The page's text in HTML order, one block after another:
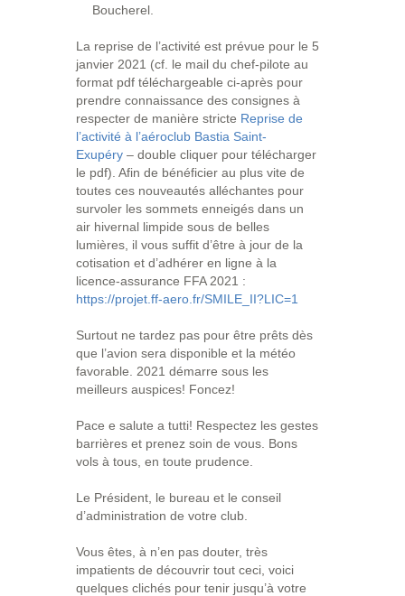
Boucherel.
La reprise de l’activité est prévue pour le 5
janvier 2021 (cf. le mail du chef-pilote au
format pdf téléchargeable ci-après pour
prendre connaissance des consignes à
respecter de manière stricte Reprise de
l’activité à l’aéroclub Bastia Saint-
Exupéry – double cliquer pour télécharger
le pdf). Afin de bénéficier au plus vite de
toutes ces nouveautés alléchantes pour
survoler les sommets enneigés dans un
air hivernal limpide sous de belles
lumières, il vous suffit d’être à jour de la
cotisation et d’adhérer en ligne à la
licence-assurance FFA 2021 :
https://projet.ff-aero.fr/SMILE_II?LIC=1
Surtout ne tardez pas pour être prêts dès
que l’avion sera disponible et la météo
favorable. 2021 démarre sous les
meilleurs auspices! Foncez!
Pace e salute a tutti! Respectez les gestes
barrières et prenez soin de vous. Bons
vols à tous, en toute prudence.
Le Président, le bureau et le conseil
d’administration de votre club.
Vous êtes, à n’en pas douter, très
impatients de découvrir tout ceci, voici
quelques clichés pour tenir jusqu’à votre